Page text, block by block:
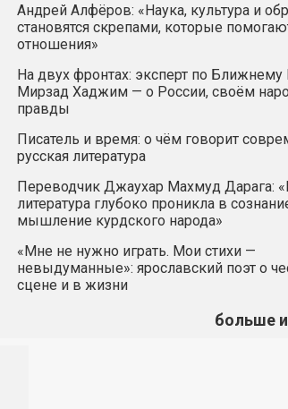
Андрей Алфёров: «Наука, культура и
становятся скрепами, которые
отношения»
На двух фронтах: эксперт по Ближнему
Мирзад Хаджим — о России, своём
правды
Писатель и время: о чём говорит
русская литература
Переводчик Джаухар Махмуд Дарага:
литература глубоко проникла в
мышление курдского народа»
«Мне не нужно играть. Мои стихи —
невыдуманные»: ярославский поэт о
сцене и в жизни
больше